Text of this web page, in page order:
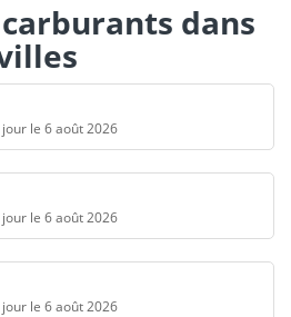
dans
le 6 août 2026
le 6 août 2026
le 6 août 2026